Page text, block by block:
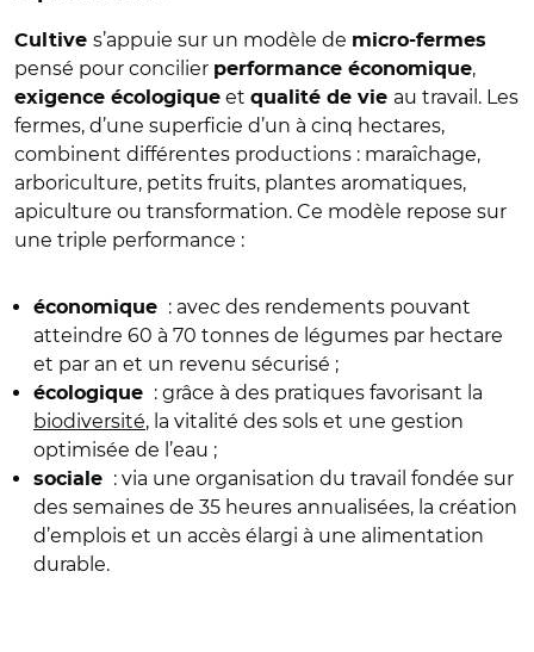
Cultive s’appuie sur un modèle de micro-fermes
pensé pour concilier performance économique,
exigence écologique et qualité de vie au travail. Les
fermes, d’une superficie d’un à cinq hectares,
combinent différentes productions : maraîchage,
arboriculture, petits fruits, plantes aromatiques,
apiculture ou transformation. Ce modèle repose sur
une triple performance :
économique
: avec des rendements pouvant
atteindre 60 à 70 tonnes de légumes par hectare
et par an et un revenu sécurisé ;
écologique
: grâce à des pratiques favorisant la
biodiversité, la vitalité des sols et une gestion
optimisée de l’eau ;
sociale
: via une organisation du travail fondée sur
des semaines de 35 heures annualisées, la création
d’emplois et un accès élargi à une alimentation
durable.